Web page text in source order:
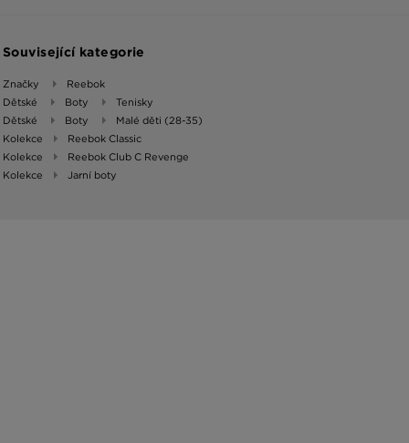
Související kategorie
Značky
Reebok
Dětské
Boty
Tenisky
Dětské
Boty
Malé děti (28-35)
Kolekce
Reebok Classic
Kolekce
Reebok Club C Revenge
Kolekce
Jarní boty